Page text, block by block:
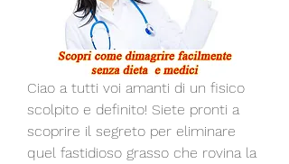
Ciao a tutti voi amanti di un fisico
scolpito e definito! Siete pronti a
scoprire il segreto per eliminare
quel fastidioso grasso che rovina la